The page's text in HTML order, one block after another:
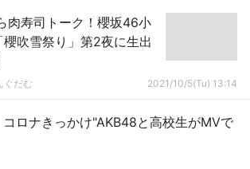
肉寿司トーク！櫻坂46小
吹雪祭り」第2夜に生出
ぐだむ 2021/10/5(Tu) 13:14
コロナきっかけ"AKB48と高校生がMVで